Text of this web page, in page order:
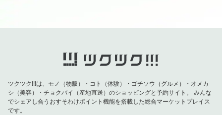
ツクツク!!!は、モノ（物販）・コト（体験）・ゴチソウ（グルメ）・オメカ
シ（美容）・チョクバイ（産地直送）のショッピングと予約サイト。
みんな
でシェアし合うおすそわけポイント機能を搭載した総合マーケットプレイス
です。